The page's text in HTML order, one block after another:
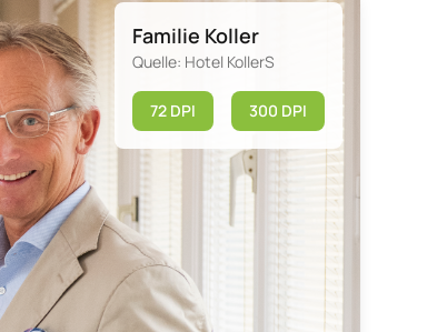
Familie Koller
Quelle: Hotel KollerS
72 DPI 300 DPI